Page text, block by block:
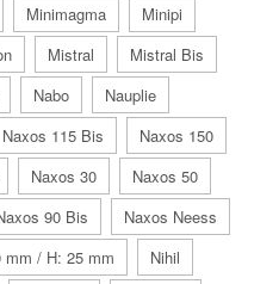
Minimagma
Minipi
Mistral
Mistral Bis
Nabo
Nauplie
Naxos 115 Bis
Naxos 150
Naxos 30
Naxos 50
90 Bis
Naxos Neess
mm / H: 25 mm
Nihil